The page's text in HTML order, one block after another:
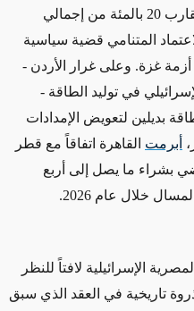
واليوم، يشكّل الغاز الإسرائيلي ما يقارب 20 بالمئة من إجمالي
المتنامي قضية سياسية
غزة. وعلى غرار الأردن -
في توليد الطاقة -
بديلين لتعويض الإمدادات
أبرمت القاهرة اتفاقاً مع قطر
بشراء ما يصل إلى أربع
خلال عام 2026
.
الإسرائيلية لافتاً للنظر
تاريخية في العقد الذي سبق